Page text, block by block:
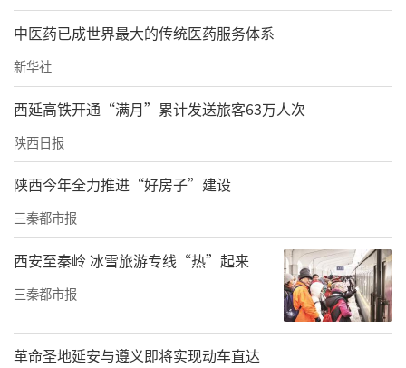
中医药已成世界最大的传统医药服务体系
新华社
西延高铁开通“满月”累计发送旅客63万人次
陕西日报
陕西今年全力推进“好房子”建设
三秦都市报
西安至秦岭 冰雪旅游专线“热”起来
三秦都市报
革命圣地延安与遵义即将实现动车直达